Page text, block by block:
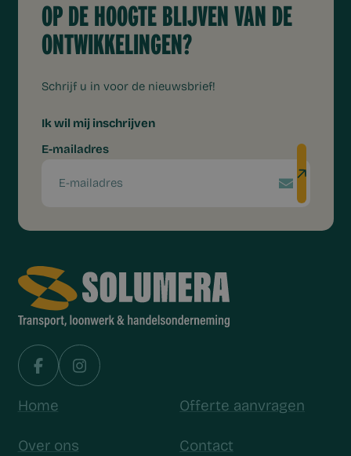
Meer informatie
OP DE HOOGTE BLIJVEN VAN DE
ONTWIKKELINGEN?
Schrijf u in voor de nieuwsbrief!
Ik wil mij inschrijven
E-mailadres
Home
Over ons
Offerte aanvragen
Contact